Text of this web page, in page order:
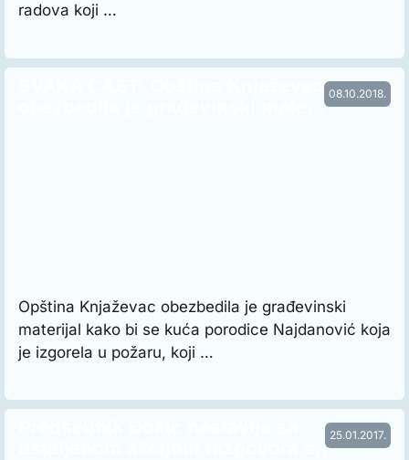
radova koji …
08.10.2018.
obezbedila je građevinski mate…
Opština Knjaževac obezbedila je građevinski
materijal kako bi se kuća porodice Najdanović koja
je izgorela u požaru, koji …
25.01.2017.
ustaljenom akcijom razgovora s…